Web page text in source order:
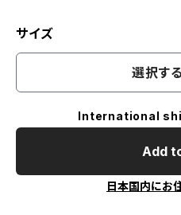
サイズ
選択する
International
Add
日本国内にお